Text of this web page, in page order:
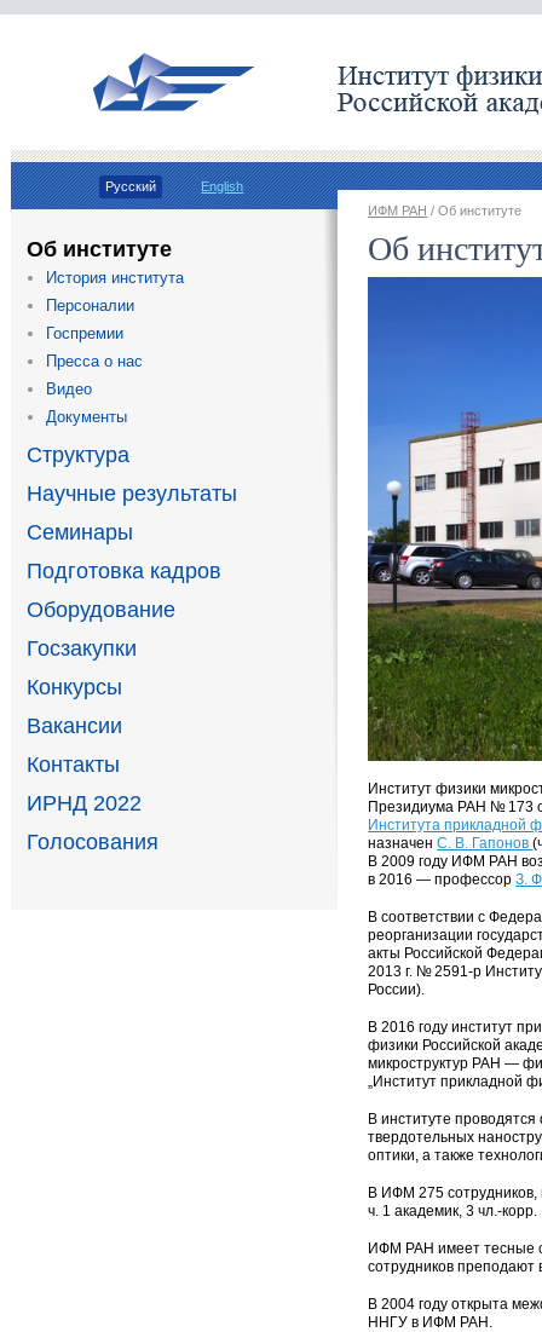
Русский English
Об институте
История института
Персоналии
Госпремии
Пресса о нас
Видео
Документы
Структура
Научные результаты
Семинары
Подготовка кадров
Оборудование
Госзакупки
Конкурсы
Вакансии
Контакты
ИРНД 2022
Голосования
ИФМ РАН / Об институте
Об
Институт физики
Президиума РАН № 173
Института прикладной
назначенС. В. Гапонов
В 2009 году ИФМ РАН
в 2016 — профессорЗ.
В соответствии с
реорганизации
акты Российской
2013 г. № 2591-р
России).
В 2016 году институт
физики Российской
микроструктур РАН —
„Институт прикладной
В институте
твердотельных
оптики, а также
В ИФМ 275 сотрудников,
ч. 1 академик, 3 чл.-
ИФМ РАН имеет тесные
сотрудников преподают
В 2004 году открыта
ННГУ в ИФМ РАН.